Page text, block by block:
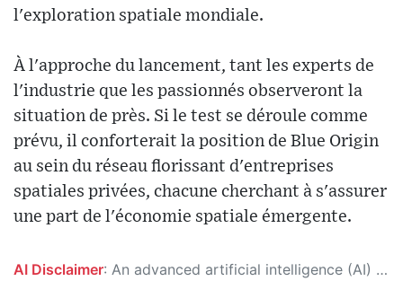
l'exploration spatiale mondiale.
À l'approche du lancement, tant les experts de
l'industrie que les passionnés observeront la
situation de près. Si le test se déroule comme
prévu, il conforterait la position de Blue Origin
au sein du réseau florissant d'entreprises
spatiales privées, chacune cherchant à s'assurer
une part de l'économie spatiale émergente.
AI Disclaimer: An advanced artificial intelligence (AI) system generated the content of this page on its own. This innovative technology conducts extensive research from a variety of reliable sources, performs rigorous fact-checking and verification, cleans up and balances biased or manipulated content, and presents a minimal factual summary that is just enough yet essential for you to function as an informed and educated citizen. Please keep in mind, however, that this system is an evolving technology, and as a result, the article may contain accidental inaccuracies or errors. We urge you to help us improve our site by reporting any inaccuracies you find using the "